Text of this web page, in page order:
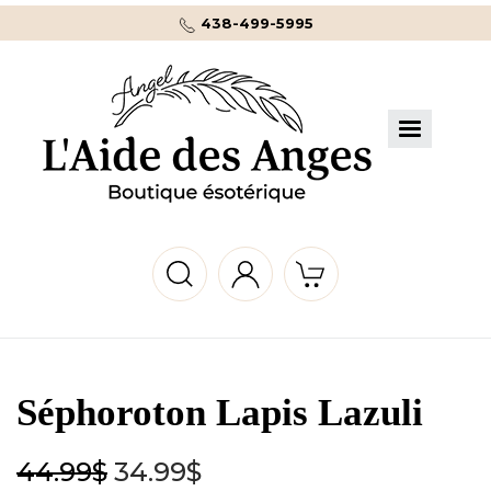
438-499-5995
Séphoroton Lapis Lazuli
44.99$ 34.99$